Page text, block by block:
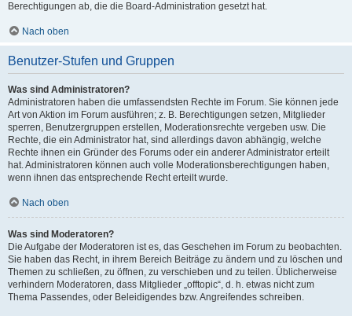
Berechtigungen ab, die die Board-Administration gesetzt hat.
Nach oben
Benutzer-Stufen und Gruppen
Was sind Administratoren?
Administratoren haben die umfassendsten Rechte im Forum. Sie können jede
Art von Aktion im Forum ausführen; z. B. Berechtigungen setzen, Mitglieder
sperren, Benutzergruppen erstellen, Moderationsrechte vergeben usw. Die
Rechte, die ein Administrator hat, sind allerdings davon abhängig, welche
Rechte ihnen ein Gründer des Forums oder ein anderer Administrator erteilt
hat. Administratoren können auch volle Moderationsberechtigungen haben,
wenn ihnen das entsprechende Recht erteilt wurde.
Nach oben
Was sind Moderatoren?
Die Aufgabe der Moderatoren ist es, das Geschehen im Forum zu beobachten.
Sie haben das Recht, in ihrem Bereich Beiträge zu ändern und zu löschen und
Themen zu schließen, zu öffnen, zu verschieben und zu teilen. Üblicherweise
verhindern Moderatoren, dass Mitglieder „offtopic“, d. h. etwas nicht zum
Thema Passendes, oder Beleidigendes bzw. Angreifendes schreiben.